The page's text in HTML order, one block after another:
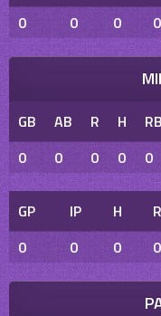
0
0 0 0
GB AB R H
0
0 0 0 0
GP IP H R
0
0 0 0